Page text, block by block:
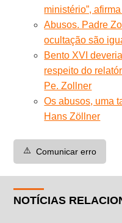
ministério”,
Abusos. Padre
ocultação são
Bento XVI
respeito do
Pe. Zollner
Os abusos, uma
Hans Zöllner
⚠️ Comunicar erro
NOTÍCIAS